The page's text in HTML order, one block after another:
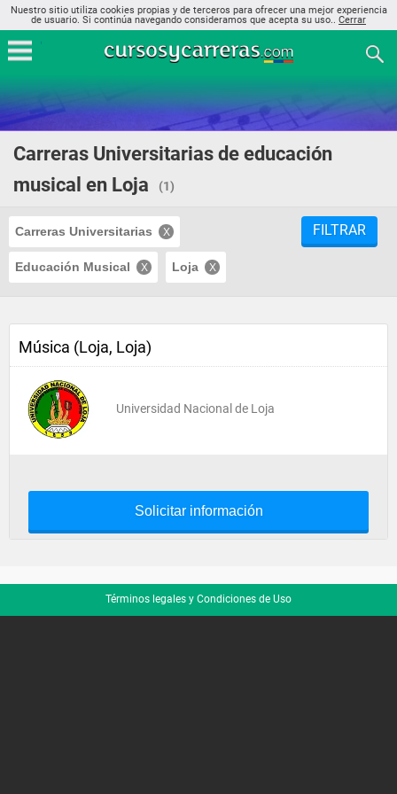
Nuestro sitio utiliza cookies propias y de terceros para ofrecer una mejor experiencia
de usuario. Si continúa navegando consideramos que acepta su uso.. Cerrar
Carreras Universitarias de educación
musical en Loja
(1)
Carreras Universitarias
Educación Musical Loja
FILTRAR
Música (Loja, Loja)
Universidad Nacional de Loja
Solicitar información
Términos legales y Condiciones de Uso